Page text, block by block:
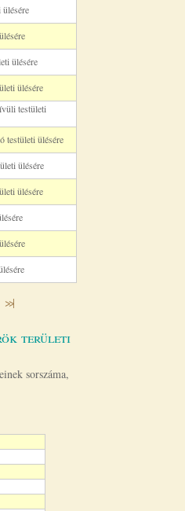
ülésére
ülésére
testületi
testületi ülésére
ülésére
ülésére
>>|
területi
sorszáma,